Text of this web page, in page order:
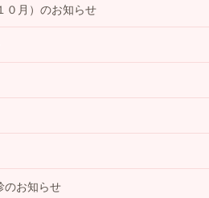
０月）のお知らせ
のお知らせ